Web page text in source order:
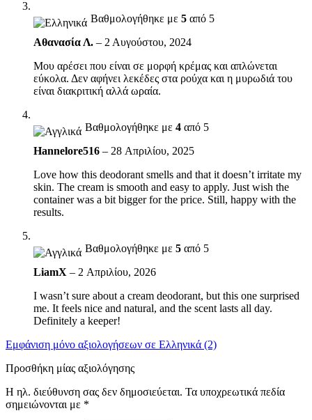
Βαθμολογήθηκε με 5 από 5
Αθανασία Λ. – 2 Αυγούστου, 2024
Μου αρέσει που είναι σε μορφή κρέμας και απλώνεται
εύκολα. Δεν αφήνει λεκέδες στα ρούχα και η μυρωδιά του
είναι διακριτική αλλά ωραία.
Βαθμολογήθηκε με 4 από 5
Hannelore516 – 28 Απριλίου, 2025
Love how this deodorant smells and that it doesn’t irritate my
skin. The cream is smooth and easy to apply. Just wish the
container was a bit bigger for the price. Still, happy with the
results.
Βαθμολογήθηκε με 5 από 5
LiamX – 2 Απριλίου, 2026
I wasn’t sure about a cream deodorant, but this one surprised
me. It feels nice and natural, and the scent lasts all day.
Definitely a keeper!
Εμφάνιση μόνο αξιολογήσεων σε Ελληνικά (2)
Προσθήκη μίας αξιολόγησης
Η ηλ. διεύθυνση σας δεν δημοσιεύεται. Τα υποχρεωτικά πεδία
σημειώνονται με *